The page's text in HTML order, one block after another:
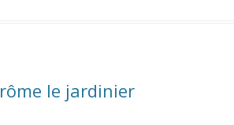
le jardinier